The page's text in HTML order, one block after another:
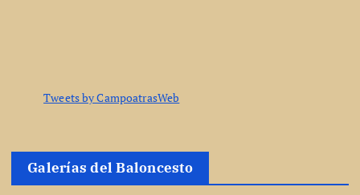
Tweets by CampoatrasWeb
Galerías del Baloncesto